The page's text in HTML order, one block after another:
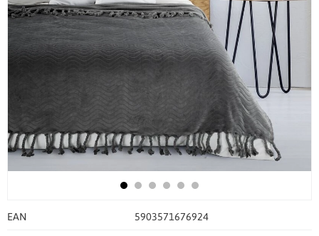
EAN 5903571676924